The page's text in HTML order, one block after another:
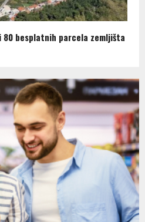
80 besplatnih parcela zemljišta